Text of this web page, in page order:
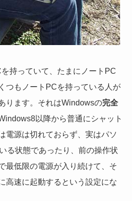
持っていて、たまにノートPC
つもノートPCを持っている人が
ります。それはWindowsの完全
以降から普通にシャット
電源は切れておらず、実はパソ
る状態であったり、前の操作状
最低限の電源が入り続けて、そ
高速に起動するという設定にな